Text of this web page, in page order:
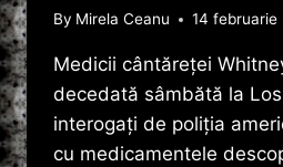
By Mirela Ceanu 14 februarie
Medicii cântăreţei
decedată sâmbătă la
interogaţi de poliţia
cu medicamentele